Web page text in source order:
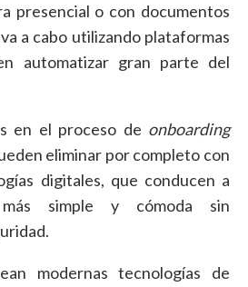
presencial o con documentos
a cabo utilizando plataformas
automatizar gran parte del
en el proceso de onboarding
eliminar por completo con
digitales, que conducen a
simple y cómoda sin
modernas tecnologías de